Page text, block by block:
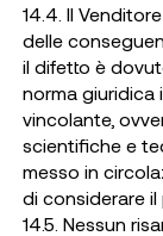
14.4. Il
delle
il difetto è
norma giuridica
vincolante,
scientifiche e
messo in
di considerare
14.5. Nessun